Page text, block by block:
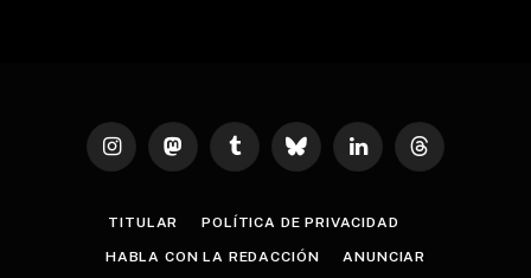
InstagramMastodonTumblr Bluesky LinkedInThreads
TITULAR POLÍTICA DE PRIVACIDAD
HABLA CON LA REDACCIÓN ANUNCIAR